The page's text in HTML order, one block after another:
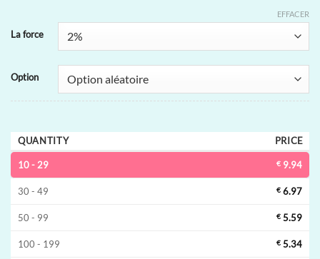
La force
Option
EFFACER
QUANTITY PRICE
10 - 29 € 9.94
30 - 49 € 6.97
50 - 99 € 5.59
100 - 199 € 5.34